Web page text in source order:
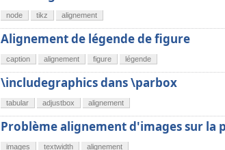
node tikz alignement
Alignement de légende de figure
caption alignement figure légende
\includegraphics dans \parbox
tabular adjustbox alignement
Problème alignement d'images sur la
images textwidth alignement